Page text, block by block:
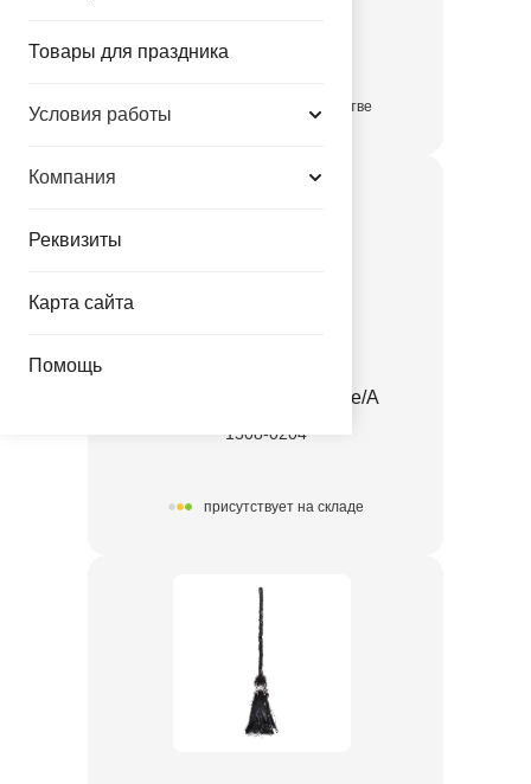
Товары для праздника
Условия работы
Компания
Реквизиты
Карта сайта
Помощь
в достаточном количестве
Крылья Марабу черные/A
1508-0204
присутствует на складе